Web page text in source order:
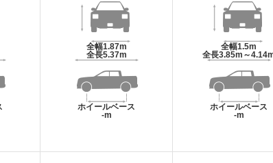
全幅1.87m
全長5.37m
ホイールベース
-m
全幅1.5m
全長3.85m～
ホイールベース
-m